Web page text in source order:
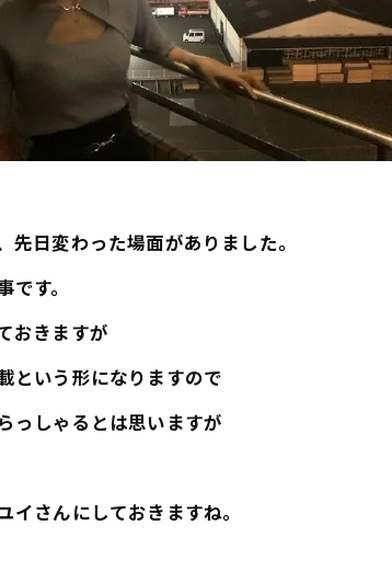
日変わった場面がありました。
す。
おきますが
という形になりますので
っしゃるとは思いますが
さんにしておきますね。